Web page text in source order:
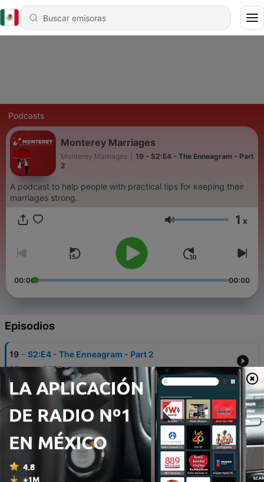
Podcasts
Monterey Marriages
Monterey Marriages
19 - S2:E4 - The Enneagram - Part
2
A podcast to help people with practical tips for keeping their
marriages strong.
Volumen 1 x
00:00 00:00
Episodios
19 - S2:E4 - The Enneagram - Part 2
26 mayo 2022
18 - S2:E3 - The Enneagram Part 1
S2:E2 - Personalities & Marriage
08 abr. 2022
16 - S2:E1 - Date Night